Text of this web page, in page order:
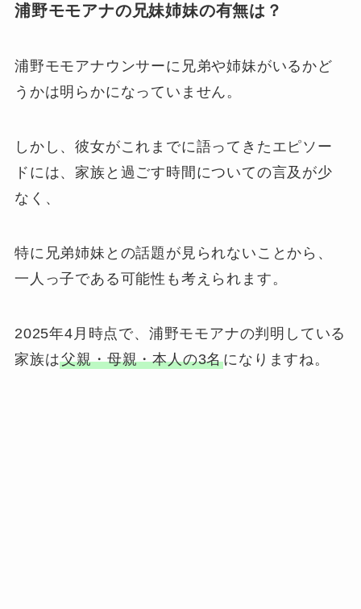
浦野モモアナの兄妹姉妹の有無は？
浦野モモアナウンサーに兄弟や姉妹がいるかど
うかは明らかになっていません。
しかし、彼女がこれまでに語ってきたエピソー
ドには、家族と過ごす時間についての言及が少
なく、
特に兄弟姉妹との話題が見られないことから、
一人っ子である可能性も考えられます。
2025年4月時点で、浦野モモアナの判明している
家族は父親・母親・本人の3名になりますね。